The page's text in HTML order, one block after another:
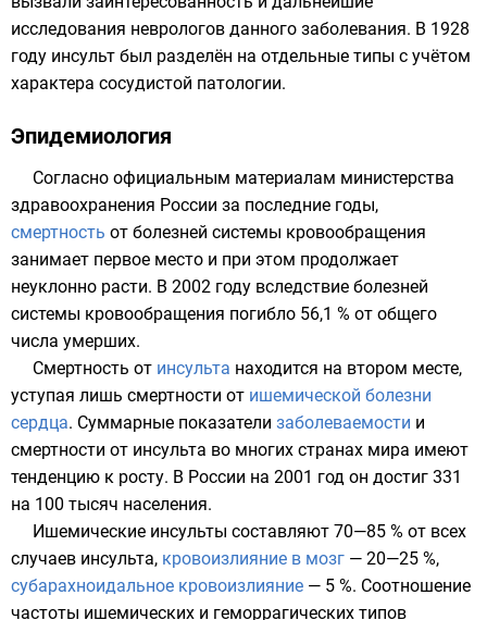
исследования неврологов данного заболевания. В 1928
году инсульт был разделён на отдельные типы с учётом
характера сосудистой патологии.
Эпидемиология
Согласно официальным материалам министерства
здравоохранения России за последние годы,
смертность от болезней системы кровообращения
занимает первое место и при этом продолжает
неуклонно расти. В 2002 году вследствие болезней
системы кровообращения погибло 56,1 % от общего
числа умерших.
Смертность от инсульта находится на втором месте,
уступая лишь смертности от ишемической болезни
сердца. Суммарные показатели заболеваемости и
смертности от инсульта во многих странах мира имеют
тенденцию к росту. В России на 2001 год он достиг 331
на 100 тысяч населения.
Ишемические инсульты составляют 70—85 % от всех
случаев инсульта, кровоизлияние в мозг — 20—25 %,
субарахноидальное кровоизлияние — 5 %. Соотношение
частоты ишемических и геморрагических типов